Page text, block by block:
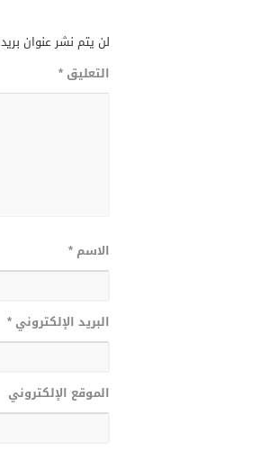
لن يتم نشر عنوان
التعليق *
الاسم *
البريد الإلكتروني *
الموقع الإلكتروني